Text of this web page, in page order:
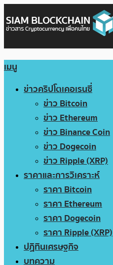
เมนู
ข่าวคริปโตเคอเรนซี่
ข่าว Bitcoin
ข่าว Ethereum
ข่าว Binance Coin
ข่าว Dogecoin
ข่าว Ripple (XRP)
ราคาและการวิเคราะห์
ราคา Bitcoin
ราคา Ethereum
ราคา Dogecoin
ราคา Ripple (XRP)
ปฏิทินเศรษฐกิจ
บทความ